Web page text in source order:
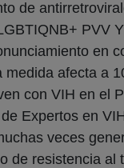
de
PVV
en
medida afecta a
con VIH en el
Expertos en
veces
de resistencia al